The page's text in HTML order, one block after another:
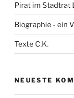
Pirat im Stadtrat
Biographie - ein
Texte C.K.
NEUESTE